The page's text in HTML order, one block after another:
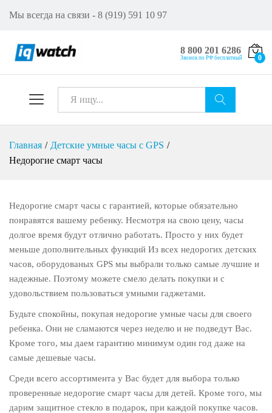
Мы всегда на связи - 8 (919) 591 10 97
8 800 201 6286
Звонок по РФ бесплатный 0
Все
Искат
Главная / Детские умные часы с GPS /
Недорогие смарт часы
Недорогие смарт часы с гарантией, которые обязательно
понравятся вашему ребенку. Несмотря на свою цену, часы
долгое время будут отлично работать. Просто у них будет
меньше дополнительных функций Из всех недорогих детских
часов, оборудованых GPS мы выбрали только самые лучшие и
надежные. Поэтому можете смело делать покупки и с
удовольствием пользоваться умными гаджетами.
Будьте спокойны, покупая недорогие умные часы для своего
ребенка. Они не сламаются через неделю и не подведут Вас.
Кроме того, мы даем гарантию минимум один год даже на
самые дешевые часы.
Среди всего ассортимента у Вас будет для выбора только
проверенные недорогие смарт часы для детей. Кроме того, мы
дарим защитное стекло в подарок, при каждой покупке часов.